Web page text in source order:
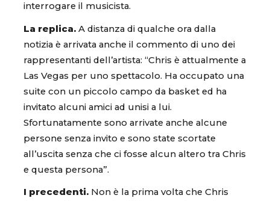
interrogare il musicista.
La replica. A distanza di qualche ora dalla
notizia è arrivata anche il commento di uno dei
rappresentanti dell’artista: “Chris è attualmente a
Las Vegas per uno spettacolo. Ha occupato una
suite con un piccolo campo da basket ed ha
invitato alcuni amici ad unisi a lui.
Sfortunatamente sono arrivate anche alcune
persone senza invito e sono state scortate
all’uscita senza che ci fosse alcun altero tra Chris
e questa persona”.
I precedenti. Non è la prima volta che Chris